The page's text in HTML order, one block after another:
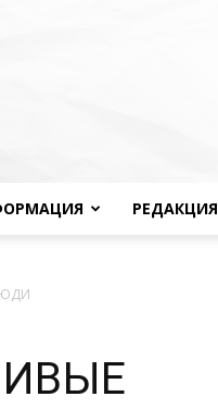
сегодня
РЕДАКЦИЯ